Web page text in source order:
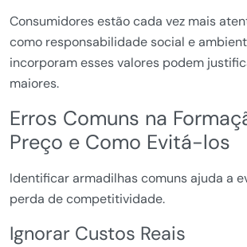
Consumidores estão cada vez mais
como responsabilidade social e
incorporam esses valores podem
maiores.
Erros Comuns na
Preço e Como Evitá-los
Identificar armadilhas comuns ajuda a
perda de competitividade.
Ignorar Custos Reais